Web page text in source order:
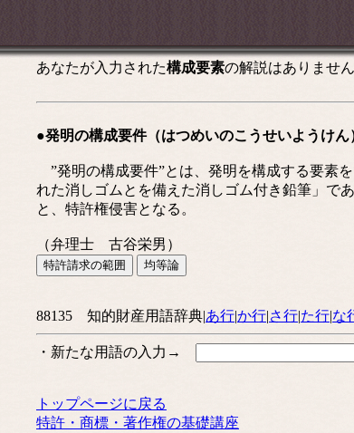
あなたが入力された構成要素の解説はありませ
●発明の構成要件（はつめいのこうせいようけん
”発明の構成要件”とは、発明を構成する要素
れた消しゴムとを備えた消しゴム付き鉛筆」で
と、特許権侵害となる。
（弁理士 古谷栄男）
88135 知的財産用語辞典|あ行|か行|さ行|た行|な
・新たな用語の入力→
トップページに戻る
特許・商標・著作権の基礎講座